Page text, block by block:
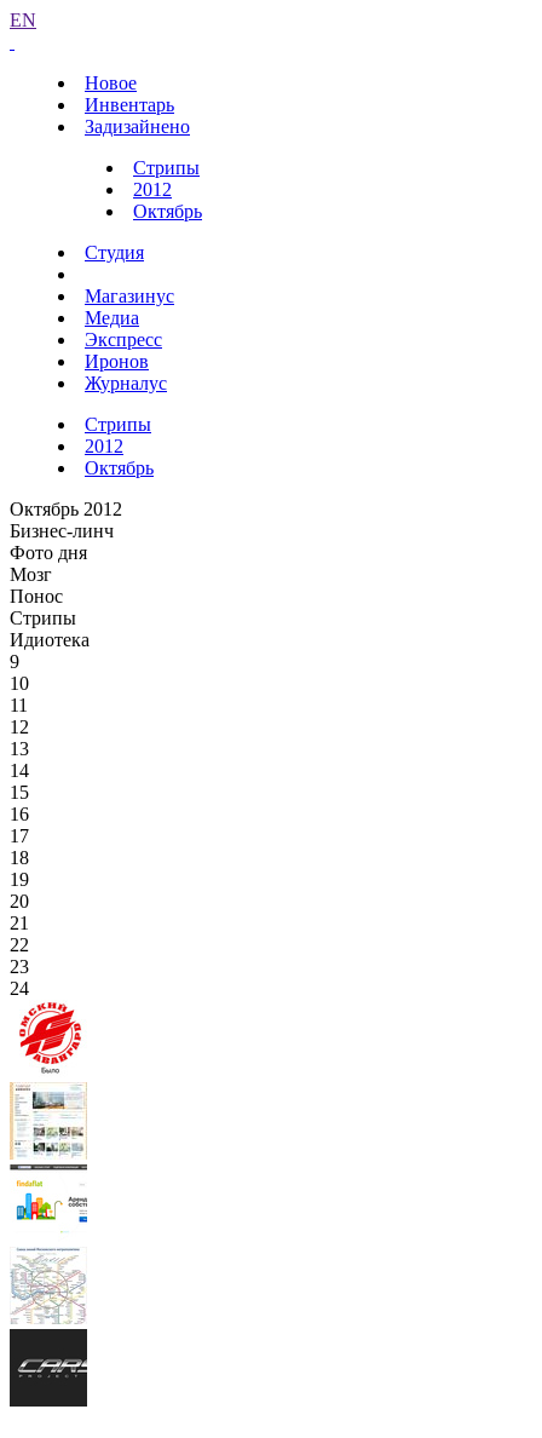
EN
Новое
Инвентарь
Задизайнено
Стрипы
2012
Октябрь
Студия
Магазинус
Медиа
Экспресс
Иронов
Журналус
Стрипы
2012
Октябрь
Октябрь 2012
Бизнес-линч
Фото дня
Мозг
Понос
Стрипы
Идиотека
9
10
11
12
13
14
15
16
17
18
19
20
21
22
23
24